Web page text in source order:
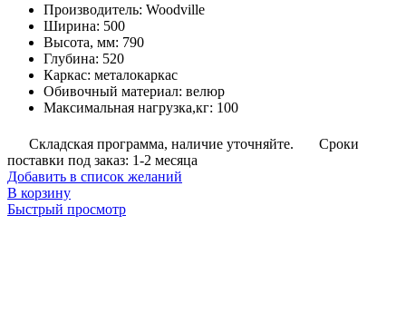
Производитель: Woodville
Ширина: 500
Высота, мм: 790
Глубина: 520
Каркас: металокаркас
Обивочный материал: велюр
Максимальная нагрузка,кг: 100
Складская программа, наличие уточняйте.
Сроки
поставки под заказ: 1-2 месяца
Добавить в список желаний
В корзину
Быстрый просмотр